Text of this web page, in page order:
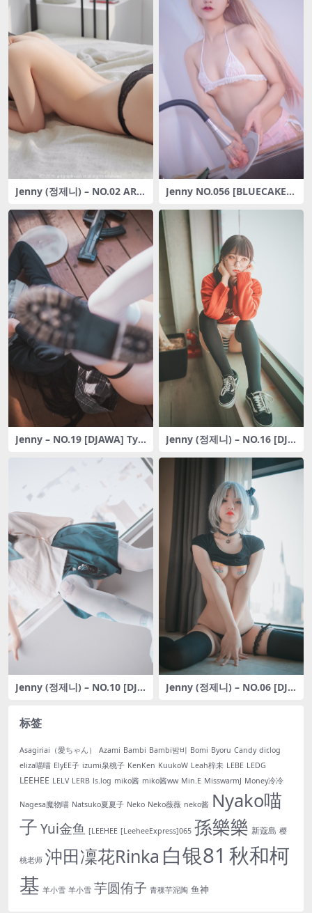
Jenny (정제니) – NO.02 ART
Jenny NO.056 [BLUECAKE]
B]
Jenny – NO.19 [DJAWA] Typ
(Girls Frontline) [33P-427M
Jenny (정제니) – NO.16 [DJA
MB]
Jenny (정제니) – NO.10 [DJA
Jenny (정제니) – NO.06 [DJA
标签
Asagiriai（愛ちゃん） Azami Bambi Bambi밤비 Bomi Byoru Candy dir.log
eliza喵喵 ElyEE子 izumi泉桃子 KenKen KuukoW Leah梓未 LEBE LEDG
LEEHEE LELV LERB ls.log miko酱 miko酱ww Min.E MisswarmJ Money冷冷
Nagesa魔物喵 Natsuko夏夏子 Neko Neko薇薇 neko酱 Nyako喵
子Yui金鱼 [LEEHEE [LeeheeExpress]065 孫樂樂 新蔻島 樱
桃老师 沖田凜花Rinka 白银81 秋和柯
基 羊小雪 羊小雪 芋圆侑子 青稞芋泥陶 鱼神